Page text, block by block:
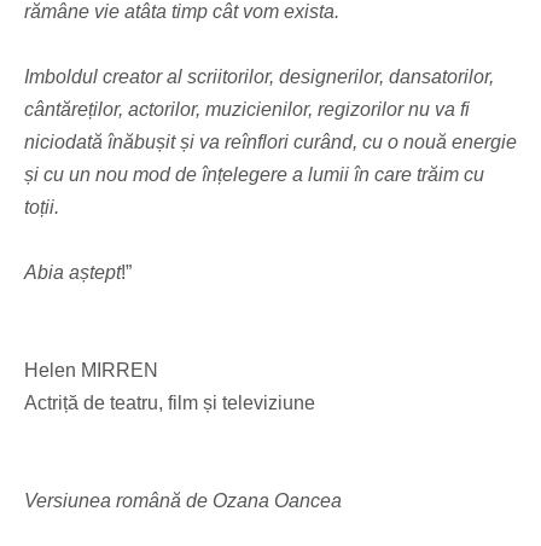
rămâne vie atâta timp cât vom exista.
Imboldul creator al scriitorilor, designerilor, dansatorilor,
cântăreților, actorilor, muzicienilor, regizorilor nu va fi
niciodată înăbușit și va reînflori curând, cu o nouă energie
și cu un nou mod de înțelegere a lumii în care trăim cu
toții.
Abia aștept!”
Helen MIRREN
Actriță de teatru, film și televiziune
Versiunea română de Ozana Oancea